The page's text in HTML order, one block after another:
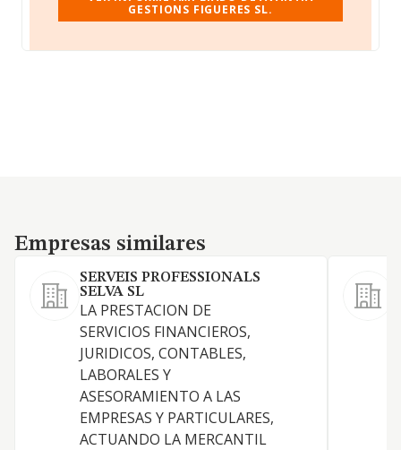
GESTIONS FIGUERES SL.
Empresas similares
Empresas similares
SERVEIS PROFESSIONALS
SELVA SL
LA PRESTACION DE
SERVICIOS FINANCIEROS,
JURIDICOS, CONTABLES,
LABORALES Y
ASESORAMIENTO A LAS
EMPRESAS Y PARTICULARES,
ACTUANDO LA MERCANTIL